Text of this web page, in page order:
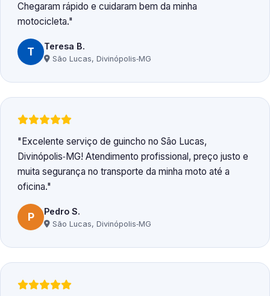
Chegaram rápido e cuidaram bem da minha
motocicleta.
T Teresa B.
São Lucas, Divinópolis‑MG
Excelente serviço de guincho no São Lucas,
Divinópolis‑MG! Atendimento profissional, preço justo e
muita segurança no transporte da minha moto até a
oficina.
P Pedro S.
São Lucas, Divinópolis‑MG